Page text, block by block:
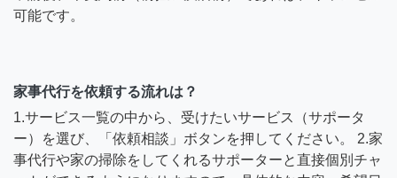
可能です。
家事代行を依頼する流れは？
1.サービス一覧の中から、受けたいサービス（サポータ
ー）を選び、「依頼相談」ボタンを押してください。 2.家
事代行や家の掃除をしてくれるサポーターと直接個別チャ